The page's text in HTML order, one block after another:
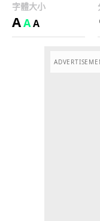
字體大小
AAA